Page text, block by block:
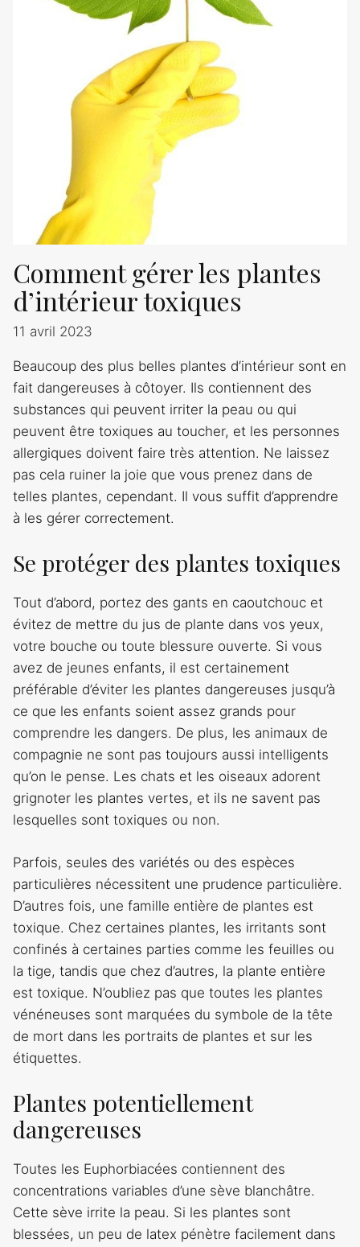
Comment gérer les plantes
d’intérieur toxiques
11 avril 2023
Beaucoup des plus belles plantes d’intérieur sont en
fait dangereuses à côtoyer. Ils contiennent des
substances qui peuvent irriter la peau ou qui
peuvent être toxiques au toucher, et les personnes
allergiques doivent faire très attention. Ne laissez
pas cela ruiner la joie que vous prenez dans de
telles plantes, cependant. Il vous suffit d’apprendre
à les gérer correctement.
Se protéger des plantes toxiques
Tout d’abord, portez des gants en caoutchouc et
évitez de mettre du jus de plante dans vos yeux,
votre bouche ou toute blessure ouverte. Si vous
avez de jeunes enfants, il est certainement
préférable d’éviter les plantes dangereuses jusqu’à
ce que les enfants soient assez grands pour
comprendre les dangers. De plus, les animaux de
compagnie ne sont pas toujours aussi intelligents
qu’on le pense. Les chats et les oiseaux adorent
grignoter les plantes vertes, et ils ne savent pas
lesquelles sont toxiques ou non.
Parfois, seules des variétés ou des espèces
particulières nécessitent une prudence particulière.
D’autres fois, une famille entière de plantes est
toxique. Chez certaines plantes, les irritants sont
confinés à certaines parties comme les feuilles ou
la tige, tandis que chez d’autres, la plante entière
est toxique. N’oubliez pas que toutes les plantes
vénéneuses sont marquées du symbole de la tête
de mort dans les portraits de plantes et sur les
étiquettes.
Plantes potentiellement
dangereuses
Toutes les Euphorbiacées contiennent des
concentrations variables d’une sève blanchâtre.
Cette sève irrite la peau. Si les plantes sont
blessées, un peu de latex pénètre facilement dans